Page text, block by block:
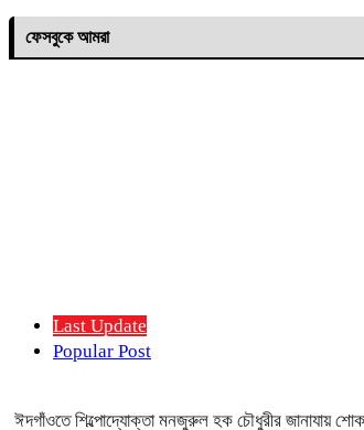
ফেসবুকে আমরা
Last Update
Popular Post
ঈদগাঁওতে শিল্পোদ্যোক্তা মনজুরুল হক চৌধুরীর জানাযায়